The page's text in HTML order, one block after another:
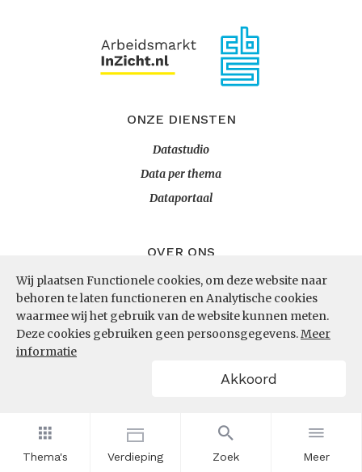
Thema's Verdieping Zoek Meer
Wij plaatsen Functionele cookies, om deze website naar
behoren te laten functioneren en Analytische cookies
waarmee wij het gebruik van de website kunnen meten.
Deze cookies gebruiken geen persoonsgegevens.Meer
informatie
Akkoord
ONZE DIENSTEN
Datastudio
Data per thema
Dataportaal
OVER ONS
InZicht
Contact